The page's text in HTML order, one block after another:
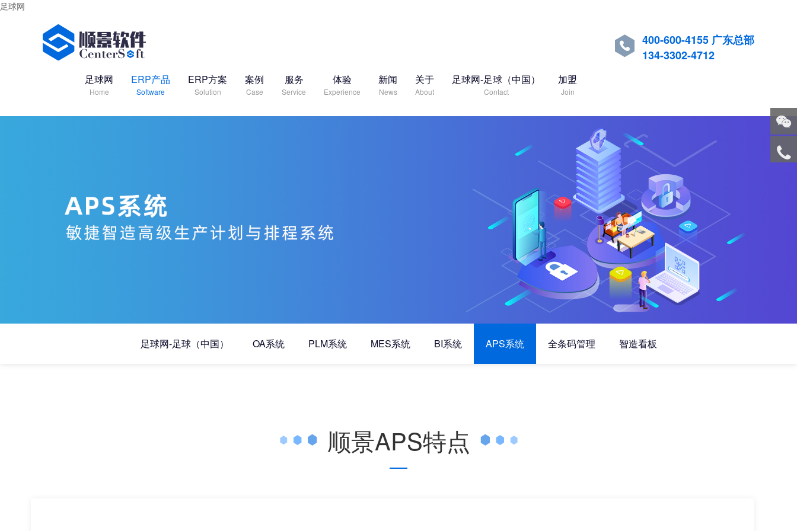
足球网

400-600-4155 广东总部
134-3302-4712
足球网
Home
ERP产品
Software
ERP方案
Solution
案例
Case
服务
Service
体验
Experience
新闻
News
关于
About
足球网-足球（中国）
Contact
加盟
Join
足球网-足球（中国） OA系统 PLM系统 MES系统 BI系统 APS系统 全条码管理 智造看板
顺景APS特点
微信